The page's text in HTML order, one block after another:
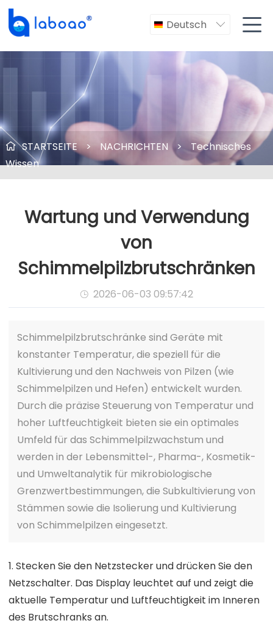
Deutsch  
 STARTSEITE > NACHRICHTEN >
Technisches
Wissen
Wartung und Verwendung
von
Schimmelpilzbrutschränken
 2026-06-03 09:57:42
Schimmelpilzbrutschränke sind Geräte mit
konstanter Temperatur, die speziell für die
Kultivierung und den Nachweis von Pilzen (wie
Schimmelpilzen und Hefen) entwickelt wurden.
Durch die präzise Steuerung von Temperatur und
hoher Luftfeuchtigkeit bieten sie ein optimales
Umfeld für das Schimmelpilzwachstum und
werden in der Lebensmittel-, Pharma-, Kosmetik-
und Umweltanalytik für mikrobiologische
Grenzwertbestimmungen, die Subkultivierung von
Stämmen sowie die Isolierung und Kultivierung
von Schimmelpilzen eingesetzt.
1. Stecken Sie den Netzstecker und drücken Sie den
Netzschalter. Das Display leuchtet auf und zeigt die
aktuelle Temperatur und Luftfeuchtigkeit im Inneren
des Brutschranks an.